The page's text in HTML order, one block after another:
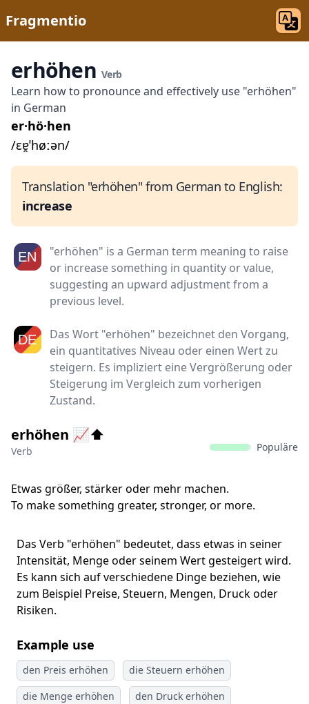
Fragmentio
erhöhen Verb
Learn how to pronounce and effectively use "erhöhen"
in German
er·hö·hen
/ɛɐ̯ˈhøːən/
Translation "erhöhen" from German to English:
increase
"erhöhen" is a German term meaning to raise
or increase something in quantity or value,
suggesting an upward adjustment from a
previous level.
Das Wort "erhöhen" bezeichnet den Vorgang,
ein quantitatives Niveau oder einen Wert zu
steigern. Es impliziert eine Vergrößerung oder
Steigerung im Vergleich zum vorherigen
Zustand.
erhöhen 📈⬆️
Verb Populäre
Etwas größer, stärker oder mehr machen.
To make something greater, stronger, or more.
Das Verb "erhöhen" bedeutet, dass etwas in seiner
Intensität, Menge oder seinem Wert gesteigert wird.
Es kann sich auf verschiedene Dinge beziehen, wie
zum Beispiel Preise, Steuern, Mengen, Druck oder
Risiken.
Example use
den Preis erhöhen
die Steuern erhöhen
die Menge erhöhen
den Druck erhöhen